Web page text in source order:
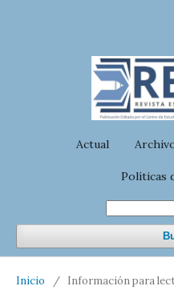
Actual
Políticas
Inicio / Información para